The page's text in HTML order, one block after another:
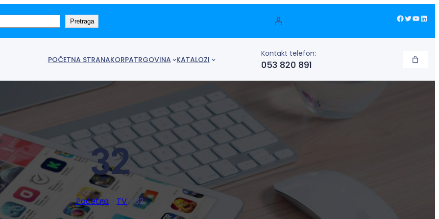
Pretraga Facebook Twitter YouTube LinkedIn
POČETNA STRANAKORPATRGOVINA KATALOZI
Kontakt telefon:
053 820 891
32
Početna / TV / 32